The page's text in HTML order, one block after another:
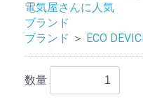
電気屋さんに人気
ブランド
ブランド ＞ ECO
数量